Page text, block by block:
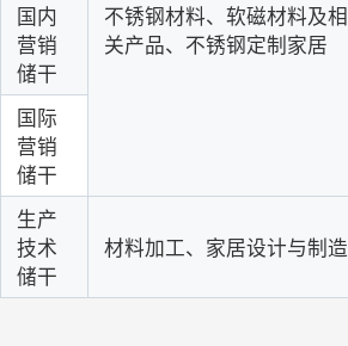
国内
营销
储干
不锈钢材料、软磁材料及相
关产品、不锈钢定制家居
国际
营销
储干
生产
技术
储干
材料加工、家居设计与制造